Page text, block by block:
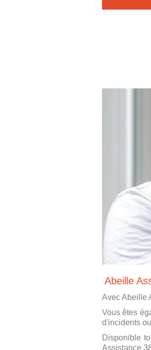
Abeille
Avec Abeille
Vous êtes
d'incidents
Disponible
Assistance